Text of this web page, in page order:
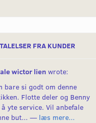
FRA KUNDER
wictor lien wrote:
bare si godt om denne
Flotte deler og Benny
yte service. Vil anbefale
but... — læs mere...